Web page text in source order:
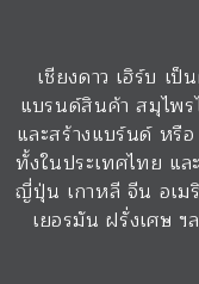
เชียงดาว เฮิร์บ เ
แบรนด์สินค้า สมุไพร
และสร้างแบร์นด์ หรื
ทั้งในประเทศไทย แ
ญี่ปุ่น เกาหลี จีน อเม
เยอรมัน ฝรั่งเศษ